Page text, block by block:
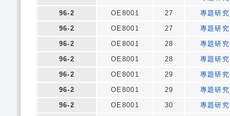
96-2
OE8001 27
專題研究
96-2
OE8001 27
專題研究
96-2
OE8001 28
專題研究
96-2
OE8001 28
專題研究
96-2
OE8001 29
專題研究
96-2
OE8001 29
專題研究
96-2
OE8001 30
專題研究